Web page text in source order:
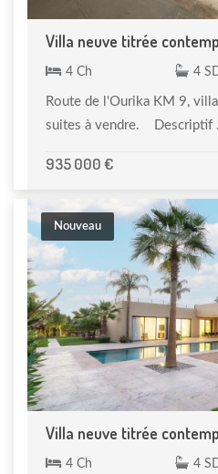
Villa neuve titrée
4 Ch 4
Route de l'Ourika KM 9,
suites à vendre. Descriptif
935 000 €
Nouveau
Villa neuve titrée
4 Ch 4